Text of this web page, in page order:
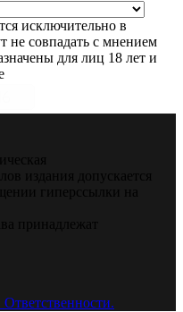
исключительно в
не совпадать с мнением
для лиц 18 лет и
издания допускается
гиперссылки на
принадлежат